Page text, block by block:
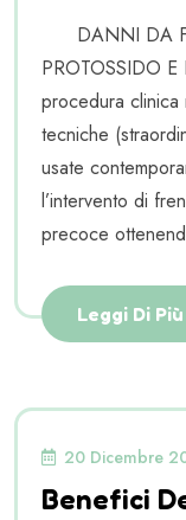
DANNI DA
PROTOSSIDO
procedura clinica
tecniche
usate
l’intervento di
precoce
Leggi Di Più
20 Dicembre
Benefici